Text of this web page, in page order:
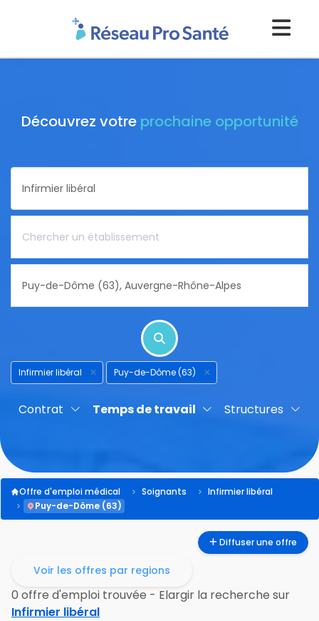
Découvrez votre prochaine opportunité
Infirmier libéral Puy-de-Dôme (63)
Contrat Temps de travail Structures
Offre d'emploi médical Soignants
Infirmier libéral
Puy-de-Dôme (63)
Diffuser une offre
Voir les offres par regions
0 offre d'emploi trouvée - Elargir la recherche sur
Infirmier libéral